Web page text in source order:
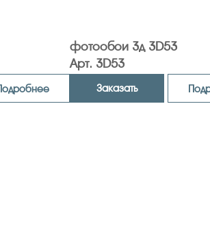
фотообои 3д 3D53
Арт. 3D53
Заказать